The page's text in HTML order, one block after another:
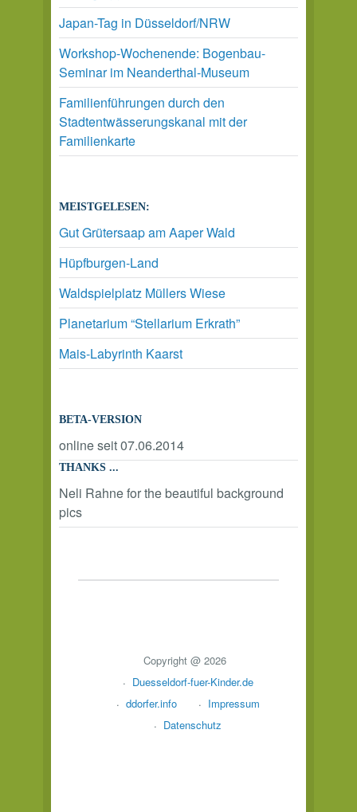
Japan-Tag in Düsseldorf/NRW
Workshop-Wochenende: Bogenbau-
Seminar im Neanderthal-Museum
Familienführungen durch den
Stadtentwässerungskanal mit der
Familienkarte
MEISTGELESEN:
Gut Grütersaap am Aaper Wald
Hüpfburgen-Land
Waldspielplatz Müllers Wiese
Planetarium “Stellarium Erkrath”
Mais-Labyrinth Kaarst
BETA-VERSION
online seit 07.06.2014
THANKS ...
Neli Rahne for the beautiful background
pics
Copyright @ 2026
Duesseldorf-fuer-Kinder.de
ddorfer.info
Impressum
Datenschutz